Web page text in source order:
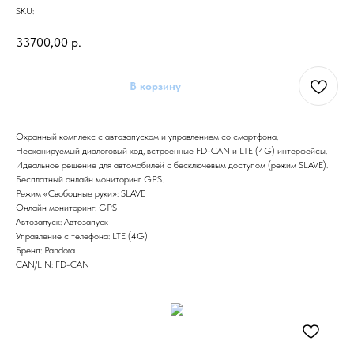
SKU:
33700,00 р.
В корзину
Охранный комплекс с автозапуском и управлением со смартфона.
Несканируемый диалоговый код, встроенные FD-CAN и LTE (4G) интерфейсы.
Идеальное решение для автомобилей с бесключевым доступом (режим SLAVE).
Бесплатный онлайн мониторинг GPS.
Режим «Свободные руки»: SLAVE
Онлайн мониторинг: GPS
Автозапуск: Автозапуск
Управление с телефона: LTE (4G)
Бренд: Pandora
CAN/LIN: FD-CAN